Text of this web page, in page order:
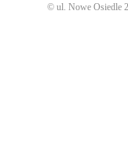
© ul. Nowe Osiedle